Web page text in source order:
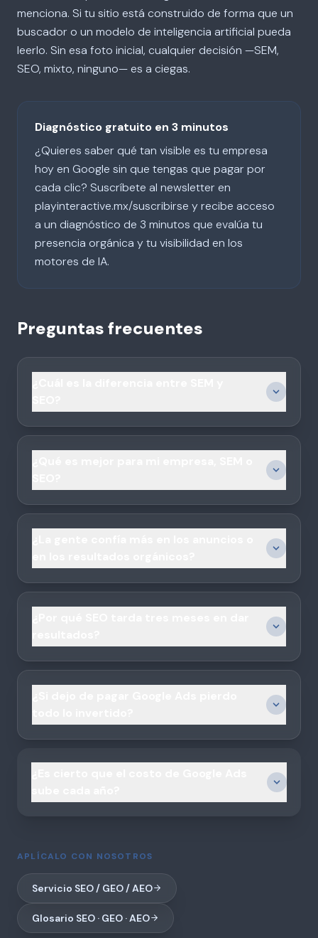
menciona. Si tu sitio está construido de forma que un
buscador o un modelo de inteligencia artificial pueda
leerlo. Sin esa foto inicial, cualquier decisión —SEM,
SEO, mixto, ninguno— es a ciegas.
Diagnóstico gratuito en 3 minutos
¿Quieres saber qué tan visible es tu empresa
hoy en Google sin que tengas que pagar por
cada clic? Suscríbete al newsletter en
playinteractive.mx/suscribirse y recibe acceso
a un diagnóstico de 3 minutos que evalúa tu
presencia orgánica y tu visibilidad en los
motores de IA.
Preguntas frecuentes
APLÍCALO CON NOSOTROS
Servicio SEO / GEO / AEO
Glosario SEO · GEO · AEO